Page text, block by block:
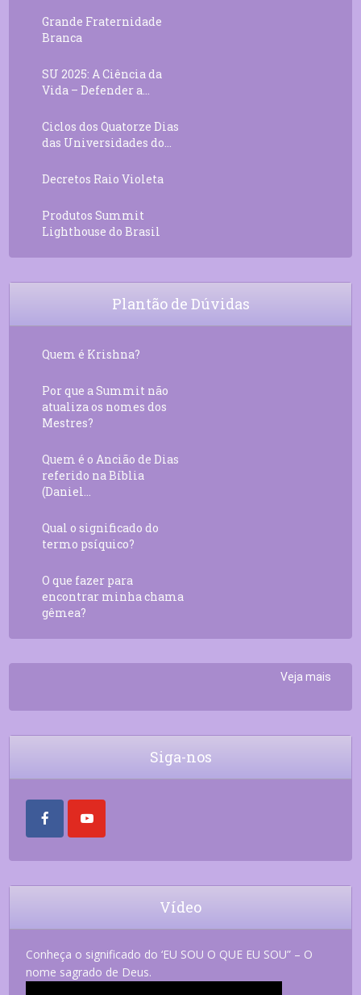
Grande Fraternidade
Branca
SU 2025: A Ciência da
Vida – Defender a...
Ciclos dos Quatorze Dias
das Universidades do...
Decretos Raio Violeta
Produtos Summit
Lighthouse do Brasil
Plantão de Dúvidas
Quem é Krishna?
Por que a Summit não
atualiza os nomes dos
Mestres?
Quem é o Ancião de Dias
referido na Bíblia
(Daniel...
Qual o significado do
termo psíquico?
O que fazer para
encontrar minha chama
gêmea?
Veja mais
Siga-nos
Vídeo
Conheça o significado do ‘EU SOU O QUE EU SOU” – O
nome sagrado de Deus.